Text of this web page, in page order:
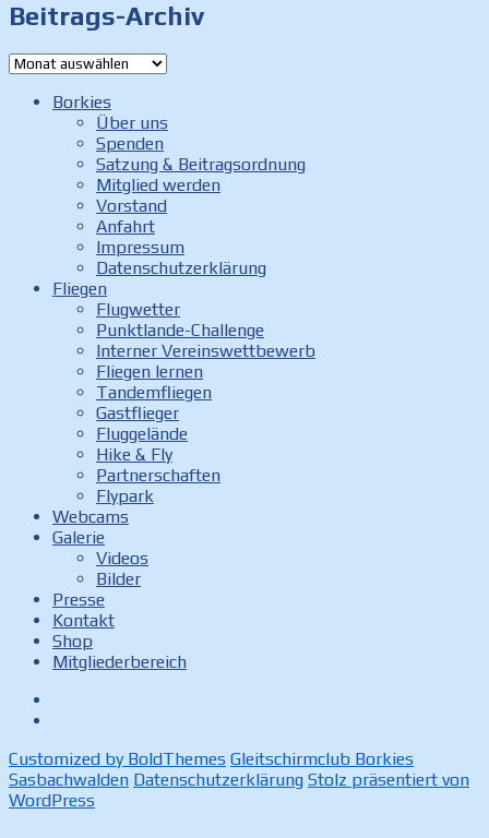
Beitrags-Archiv
Beitrags-
Borkies
Über uns
Spenden
Satzung & Beitragsordnung
Mitglied werden
Vorstand
Anfahrt
Impressum
Datenschutzerklärung
Fliegen
Flugwetter
Punktlande-Challenge
Interner Vereinswettbewerb
Fliegen lernen
Tandemfliegen
Gastflieger
Fluggelände
Hike & Fly
Partnerschaften
Flypark
Webcams
Galerie
Videos
Bilder
Presse
Kontakt
Shop
Mitgliederbereich
Customized by BoldThemes Gleitschirmclub Borkies
Sasbachwalden Datenschutzerklärung Stolz präsentiert von
WordPress